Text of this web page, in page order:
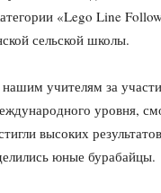
«Lego Line
сельской школы.
учителям за
уровня,
высоких
юные бурабайцы.